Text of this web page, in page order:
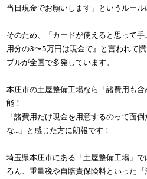
当日現金でお願いします」というルール
そのため、「カードが使えると思って
用分の3〜5万円は現金で』と言われて
ブルが全国で多発しています。
本庄市の土屋整備工場なら「諸費用も
能！
「諸費用だけ現金を用意するのって面
な…」と感じた方に朗報です！
埼玉県本庄市にある「土屋整備工場」
ろん、重量税や自賠責保険料といった